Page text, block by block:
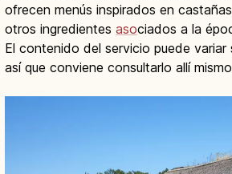
ofrecen menús inspirados en
otros ingredientes asociados a la
El contenido del servicio puede variar
así que conviene consultarlo allí